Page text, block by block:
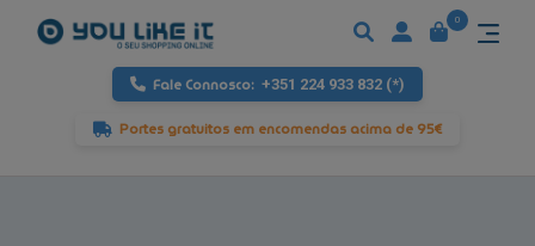
Fale Connosco: +351 224 933 832 (*)
Portes gratuitos em encomendas acima de 95€
0